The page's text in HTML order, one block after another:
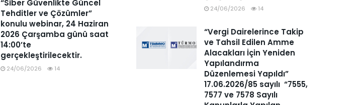
“Siber Güvenlikte Güncel
Tehditler ve Çözümler”
konulu webinar, 24 Haziran
2026 Çarşamba günü saat
14:00’te
gerçekleştirilecektir.
24/06/2026 14
24/06/2026 14
“Vergi Dairelerince Takip
ve Tahsil Edilen Amme
Alacakları İçin Yeniden
Yapılandırma
Düzenlemesi Yapıldı”
17.06.2026/85 sayılı “7555,
7577 ve 7578 Sayılı